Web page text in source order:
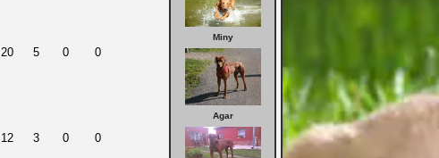
Miny
Agar
20 5 0 0
12 3 0 0